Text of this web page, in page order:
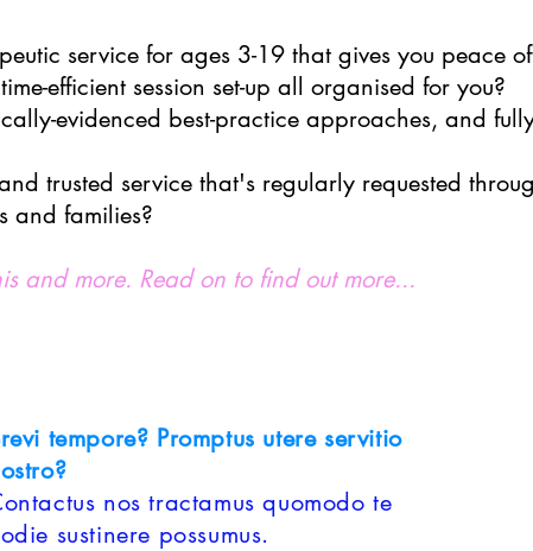
service for ages 3-19 that gives you peace
efficient session set-up all organised for you?
evidenced best-practice approaches, and
trusted service that's regularly requested
and families?
and more. Read on to find out more...
tempore? Promptus utere servitio
nos tractamus quomodo te
sustinere possumus.